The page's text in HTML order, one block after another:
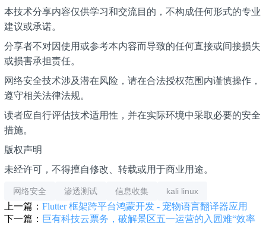
本技术分享内容仅供学习和交流目的，不构成任何形式的专业
建议或承诺。
分享者不对因使用或参考本内容而导致的任何直接或间接损失
或损害承担责任。
网络安全技术涉及潜在风险，请在合法授权范围内谨慎操作，
遵守相关法律法规。
读者应自行评估技术适用性，并在实际环境中采取必要的安全
措施。
版权声明
未经许可，不得擅自修改、转载或用于商业用途。
网络安全 渗透测试 信息收集 kali linux
上一篇： Flutter 框架跨平台鸿蒙开发 - 宠物语言翻译器应用
下一篇： 巨有科技云票务，破解景区五一运营的入园难“效率